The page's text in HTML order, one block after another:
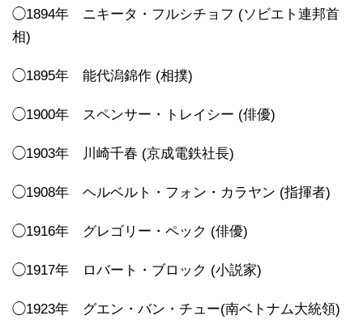
◯1894年 ニキータ・フルシチョフ (ソビエト連邦首
相)
◯1895年 能代潟錦作 (相撲)
◯1900年 スペンサー・トレイシー (俳優)
◯1903年 川崎千春 (京成電鉄社長)
◯1908年 ヘルベルト・フォン・カラヤン (指揮者)
◯1916年 グレゴリー・ペック (俳優)
◯1917年 ロバート・ブロック (小説家)
◯1923年 グエン・バン・チュー(南ベトナム大統領)